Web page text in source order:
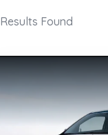
Results Found